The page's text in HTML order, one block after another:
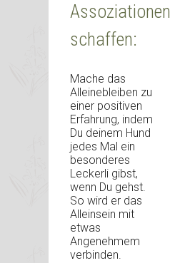
Assoziationen
schaffen:
Mache das
Alleinebleiben zu
einer positiven
Erfahrung, indem
Du deinem Hund
jedes Mal ein
besonderes
Leckerli gibst,
wenn Du gehst.
So wird er das
Alleinsein mit
etwas
Angenehmem
verbinden.